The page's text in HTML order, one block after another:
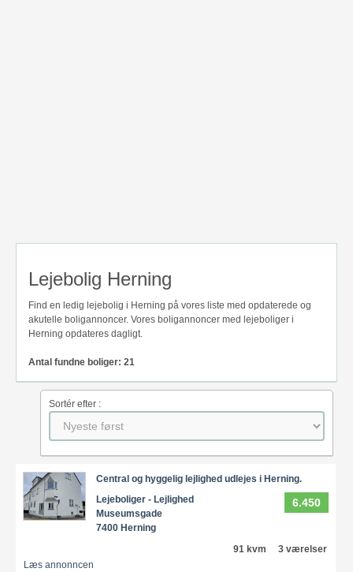
Lejebolig Herning
Find en ledig lejebolig i Herning på vores liste med opdaterede og
akutelle boligannoncer. Vores boligannoncer med lejeboliger i
Herning opdateres dagligt.
Antal fundne boliger: 21
Sortér efter :
Central og hyggelig lejlighed udlejes i Herning.
6.450
Lejeboliger - Lejlighed
Museumsgade
7400 Herning
91 kvm
3 værelser
Læs annonncen